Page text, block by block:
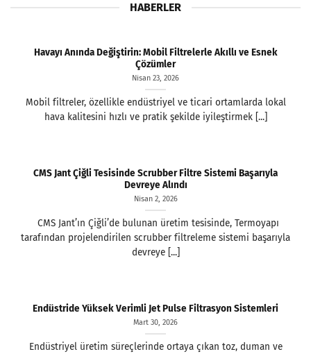
HABERLER
Havayı Anında Değiştirin: Mobil Filtrelerle Akıllı ve Esnek
Çözümler
Nisan 23, 2026
Mobil filtreler, özellikle endüstriyel ve ticari ortamlarda lokal
hava kalitesini hızlı ve pratik şekilde iyileştirmek [...]
CMS Jant Çiğli Tesisinde Scrubber Filtre Sistemi Başarıyla
Devreye Alındı
Nisan 2, 2026
CMS Jant’ın Çiğli’de bulunan üretim tesisinde, Termoyapı
tarafından projelendirilen scrubber filtreleme sistemi başarıyla
devreye [...]
Endüstride Yüksek Verimli Jet Pulse Filtrasyon Sistemleri
Mart 30, 2026
Endüstriyel üretim süreçlerinde ortaya çıkan toz, duman ve